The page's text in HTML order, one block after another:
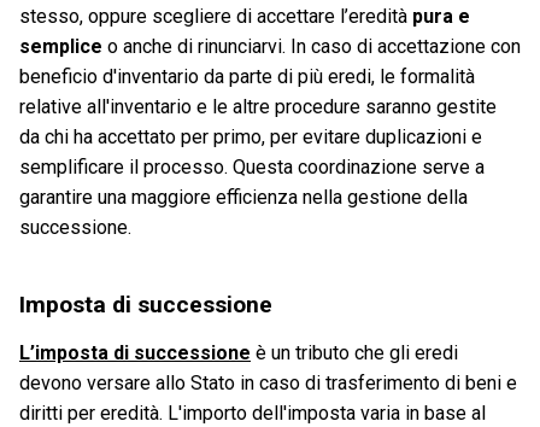
stesso, oppure scegliere di accettare l’eredità pura e
semplice o anche di rinunciarvi. In caso di accettazione con
beneficio d'inventario da parte di più eredi, le formalità
relative all'inventario e le altre procedure saranno gestite
da chi ha accettato per primo, per evitare duplicazioni e
semplificare il processo. Questa coordinazione serve a
garantire una maggiore efficienza nella gestione della
successione.
Imposta di successione
L’imposta di successione è un tributo che gli eredi
devono versare allo Stato in caso di trasferimento di beni e
diritti per eredità. L'importo dell'imposta varia in base al